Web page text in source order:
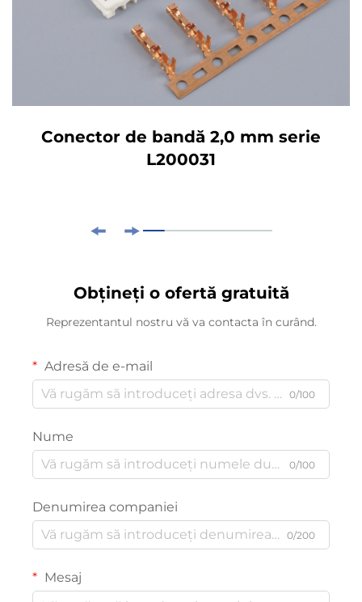
Conector de bandă 2,0 mm serie
L200031
Obțineți o ofertă gratuită
Reprezentantul nostru vă va contacta în curând.
Adresă de e-mail
0/100
Nume
0/100
Denumirea companiei
0/200
Mesaj